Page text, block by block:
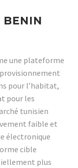
une plateforme
pour l’habitat,
pour les
tunisien
faible et
électronique
cible
plus